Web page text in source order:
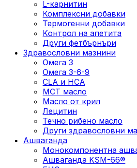
L-карнитин
Комплексни добавки
Термогенни добавки
Kонтрол на апетита
Други фетбърнъри
Здравословни мазнини
Омега 3
Омега 3-6-9
CLA и HCA
МСТ масло
Масло от крил
Лецитин
Течно рибено масло
Други здравословни
Ашваганда
Монокомпонентна
Ашваганда KSM-66®